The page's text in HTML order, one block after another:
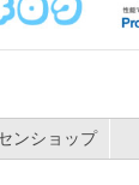
ンショップ